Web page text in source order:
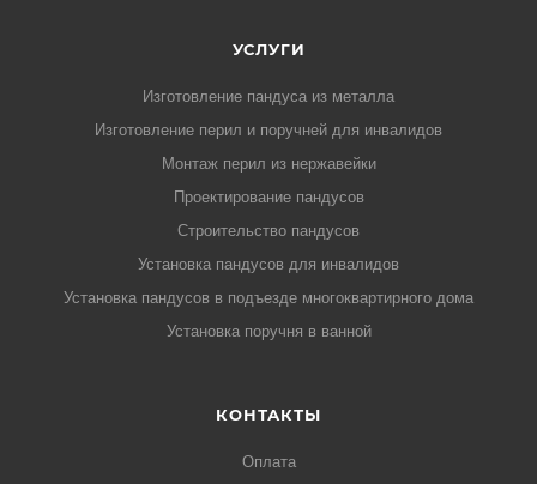
УСЛУГИ
Изготовление пандуса из металла
Изготовление перил и поручней для инвалидов
Монтаж перил из нержавейки
Проектирование пандусов
Строительство пандусов
Установка пандусов для инвалидов
Установка пандусов в подъезде многоквартирного дома
Установка поручня в ванной
КОНТАКТЫ
Оплата